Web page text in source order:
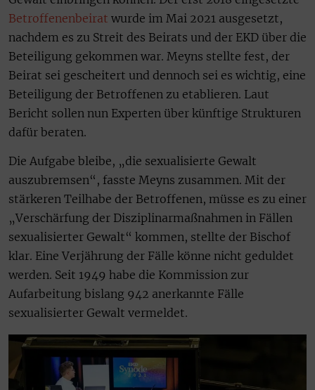
Betroffenenbeirat wurde im Mai 2021 ausgesetzt,
nachdem es zu Streit des Beirats und der EKD über die
Beteiligung gekommen war. Meyns stellte fest, der
Beirat sei gescheitert und dennoch sei es wichtig, eine
Beteiligung der Betroffenen zu etablieren. Laut
Bericht sollen nun Experten über künftige Strukturen
dafür beraten.
Die Aufgabe bleibe, „die sexualisierte Gewalt
auszubremsen“, fasste Meyns zusammen. Mit der
stärkeren Teilhabe der Betroffenen, müsse es zu einer
„Verschärfung der Disziplinarmaßnahmen in Fällen
sexualisierter Gewalt“ kommen, stellte der Bischof
klar. Eine Verjährung der Fälle könne nicht geduldet
werden. Seit 1949 habe die Kommission zur
Aufarbeitung bislang 942 anerkannte Fälle
sexualisierter Gewalt vermeldet.